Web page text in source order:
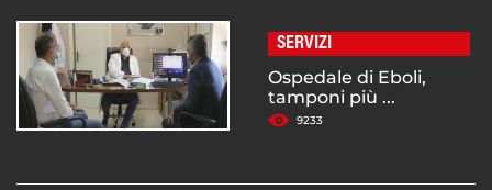
SERVIZI
Ospedale di Eboli,
tamponi più ...
9233